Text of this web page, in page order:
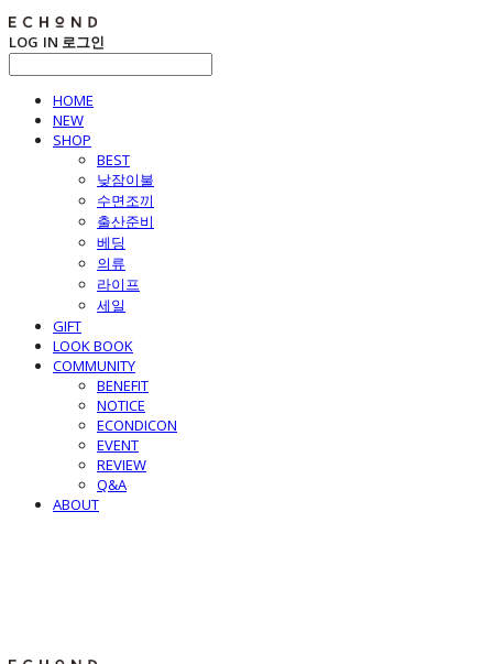
LOG IN 로그인
HOME
NEW
SHOP
BEST
낮잠이불
수면조끼
출산준비
베딩
의류
라이프
세일
GIFT
LOOK BOOK
COMMUNITY
BENEFIT
NOTICE
ECONDICON
EVENT
REVIEW
Q&A
ABOUT